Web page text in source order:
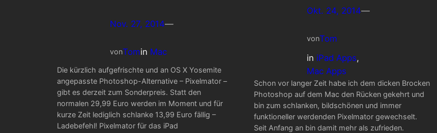
Nov. 27, 2014—
vonTomin Mac
Die kürzlich aufgefrischte und an OS X Yosemite
angepasste Photoshop-Alternative – Pixelmator –
gibt es derzeit zum Sonderpreis. Statt den
normalen 29,99 Euro werden im Moment und für
kurze Zeit lediglich schlanke 13,99 Euro fällig –
Ladebefehl! Pixelmator für das iPad
Okt. 24, 2014—
vonTom
in iPad Apps
Mac Apps
Schon vor langer Zeit habe ich dem dicken Brocken
Photoshop auf dem Mac den Rücken gekehrt und
bin zum schlanken, bildschönen und immer
funktioneller werdenden Pixelmator gewechselt.
Seit Anfang an bin damit mehr als zufrieden.